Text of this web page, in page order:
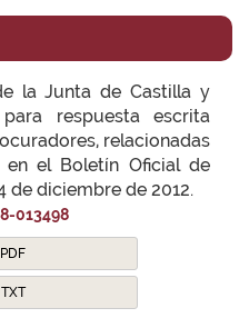
la Junta de Castilla y
respuesta escrita
relacionadas
en el Boletín Oficial de
de diciembre de 2012.
8-013498